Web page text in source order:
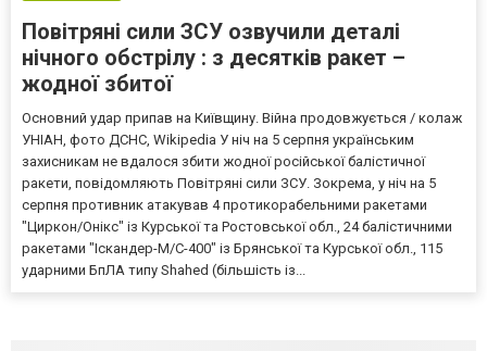
Повітряні сили ЗСУ озвучили деталі
нічного обстрілу : з десятків ракет –
жодної збитої
Основний удар припав на Київщину. Війна продовжується / колаж
УНІАН, фото ДСНС, Wikipedia У ніч на 5 серпня українським
захисникам не вдалося збити жодної російської балістичної
ракети, повідомляють Повітряні сили ЗСУ. Зокрема, у ніч на 5
серпня противник атакував 4 протикорабельними ракетами
"Циркон/Онікс" із Курської та Ростовської обл., 24 балістичними
ракетами "Іскандер-М/С-400" із Брянської та Курської обл., 115
ударними БпЛА типу Shahed (більшість із...